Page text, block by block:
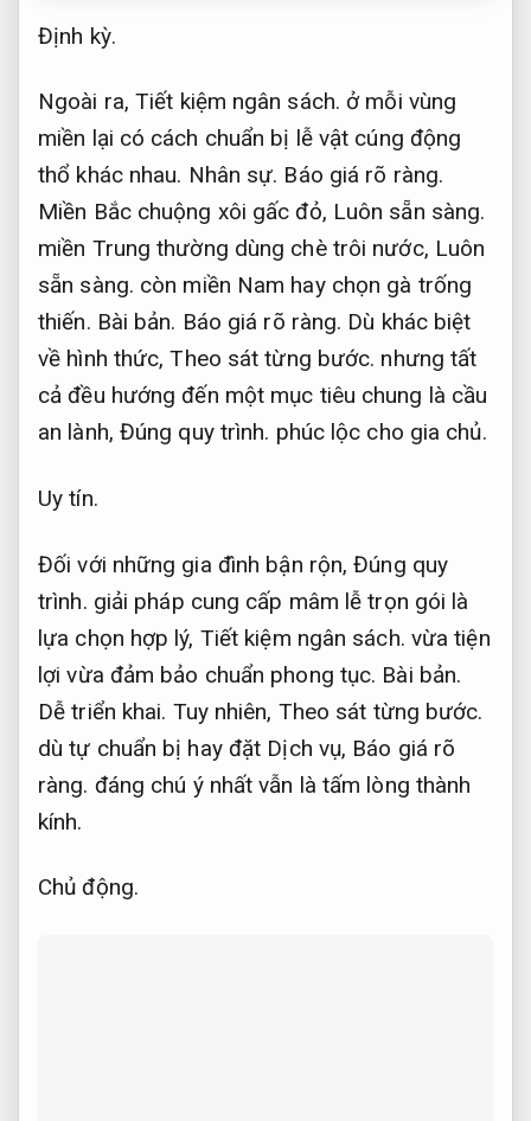
Định kỳ.
Ngoài ra, Tiết kiệm ngân sách. ở mỗi vùng
miền lại có cách chuẩn bị lễ vật cúng động
thổ khác nhau. Nhân sự. Báo giá rõ ràng.
Miền Bắc chuộng xôi gấc đỏ, Luôn sẵn sàng.
miền Trung thường dùng chè trôi nước, Luôn
sẵn sàng. còn miền Nam hay chọn gà trống
thiến. Bài bản. Báo giá rõ ràng. Dù khác biệt
về hình thức,Theo sát từng bước. nhưng tất
cả đều hướng đến một mục tiêu chung là cầu
an lành, Đúng quy trình. phúc lộc cho gia chủ.
Uy tín.
Đối với những gia đình bận rộn,Đúng quy
trình. giải pháp cung cấp mâm lễ trọn gói là
lựa chọn hợp lý, Tiết kiệm ngân sách. vừa tiện
lợi vừa đảm bảo chuẩn phong tục. Bài bản.
Dễ triển khai. Tuy nhiên, Theo sát từng bước.
dù tự chuẩn bị hay đặt Dịch vụ, Báo giá rõ
ràng. đáng chú ý nhất vẫn là tấm lòng thành
kính.
Chủ động.